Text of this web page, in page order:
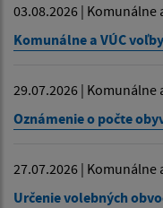
03.08.2026 | Komunálne
Komunálne a VÚC voľby
29.07.2026 | Komunálne
Oznámenie o počte
27.07.2026 | Komunálne
Určenie volebných